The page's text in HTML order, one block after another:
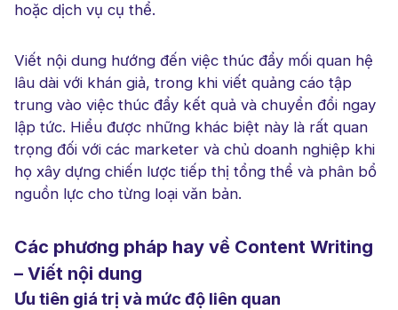
hoặc dịch vụ cụ thể.
Viết nội dung hướng đến việc thúc đẩy mối quan hệ
lâu dài với khán giả, trong khi viết quảng cáo tập
trung vào việc thúc đẩy kết quả và chuyển đổi ngay
lập tức. Hiểu được những khác biệt này là rất quan
trọng đối với các marketer và chủ doanh nghiệp khi
họ xây dựng chiến lược tiếp thị tổng thể và phân bổ
nguồn lực cho từng loại văn bản.
Các phương pháp hay về Content Writing
– Viết nội dung
Ưu tiên giá trị và mức độ liên quan